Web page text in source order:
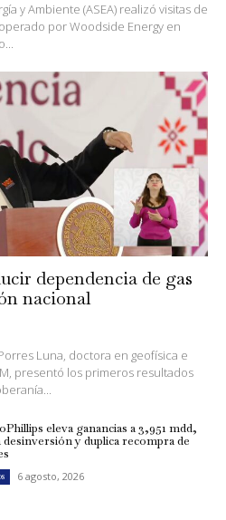
y Ambiente (ASEA) realizó visitas de
por Woodside Energy en
dependencia de gas
nacional
Luna, doctora en geofísica e
presentó los primeros resultados
eleva ganancias a 3,951 mdd,
desinversión y duplica recompra de
6 agosto, 2026